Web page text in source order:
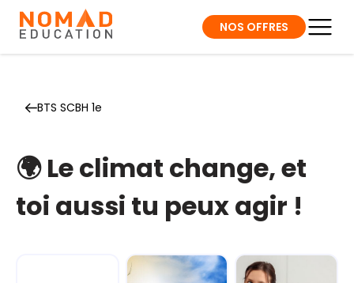
NOS OFFRES
BTS SCBH 1e
🌍 Le climat change, et
toi aussi tu peux agir !